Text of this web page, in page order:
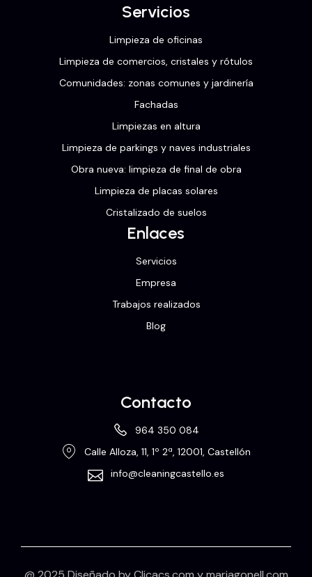
Servicios
Limpieza de oficinas
Limpieza de comercios, cristales y rótulos
Comunidades: zonas comunes y jardinería
Fachadas
Limpiezas en altura
Limpieza de parkings y naves industriales
Obra nueva: limpieza de final de obra
Limpieza de placas solares
Cristalizado de suelos
Enlaces
Servicios
Empresa
Trabajos realizados
Blog
Contacto
964 350 084
Calle Alloza, 11, 1º 2ª, 12001, Castellón
info@cleaningcastello.es